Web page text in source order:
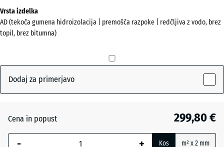
Prikaži
barvno
Rdečerjava(active)
Dimenzije
za
pošiljanje
385
Izbrana
dimenzija
z modrim
Vrsta izdelka
AD (tekoča gumena hidroizolacija | premošča razpoke | redčljiva z vodo, brez
topil, brez bitumna)
Dodaj za primerjavo
Cena in popust 299,80 €
- + Kos m² x 2 mm